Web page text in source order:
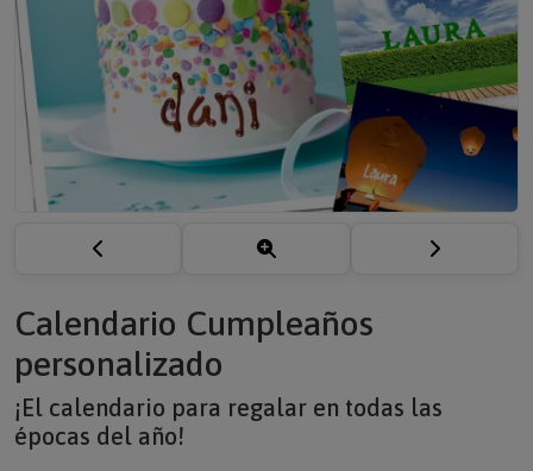
Calendario Cumpleaños
personalizado
¡El calendario para regalar en todas las
épocas del año!